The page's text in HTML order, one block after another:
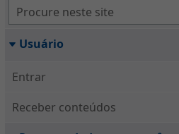
Usuário
Entrar
Receber conteúdos